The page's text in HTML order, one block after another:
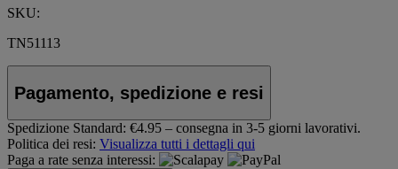
SKU:
TN51113
Pagamento, spedizione e resi
Spedizione Standard: €4.95 – consegna in 3-5 giorni lavorativi.
Politica dei resi: Visualizza tutti i dettagli qui
Paga a rate senza interessi: